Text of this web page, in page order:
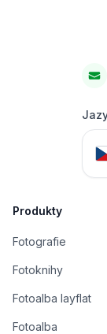
Produkty
Fotografie
Fotoknihy
Fotoalba layflat
Fotoalba